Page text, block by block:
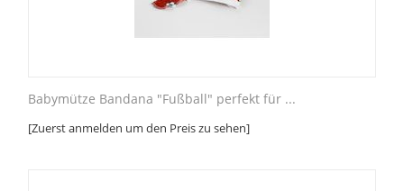
Babymütze Bandana "Fußball" perfekt für ...
[Zuerst anmelden um den Preis zu sehen]